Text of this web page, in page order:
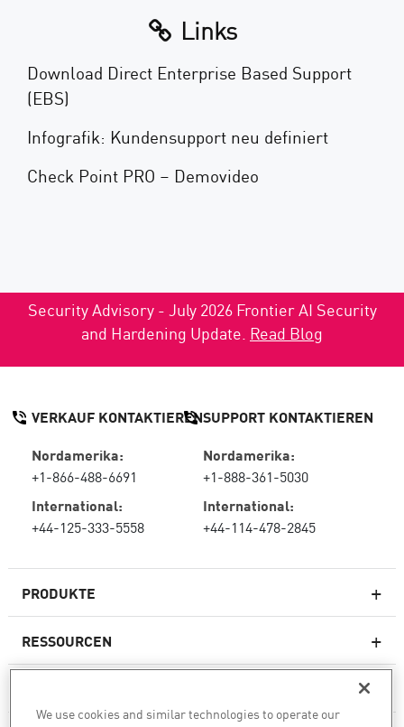
Links
Download Direct Enterprise Based Support
(EBS)
Infografik: Kundensupport neu definiert
Check Point PRO – Demovideo
Security Advisory - July 2026 Frontier AI Security
and Hardening Update. Read Blog
PRODUKTE
Next-Generation-Firewalls
RESSOURCEN
VERKAUF KONTAKTIEREN
Nordamerika:
+1-866-488-6691
International:
+44-125-333-5558
SUPPORT KONTAKTIEREN
Nordamerika:
+1-888-361-5030
International:
+44-114-478-2845
We use cookies and similar technologies to operate our